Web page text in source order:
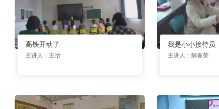
高铁开动了
主讲人：王怡
我是小小接待员
主讲人：解春荣